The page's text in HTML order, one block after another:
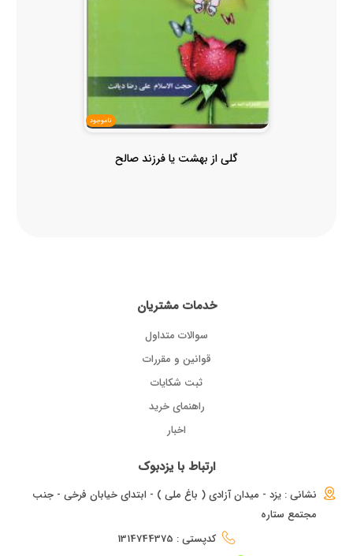
ناموجود
گلی از بهشت یا فرزند صالح
خدمات مشتریان
سوالات متداول
قوانین و مقررات
ثبت شکایات
راهنمای خرید
اخبار
ارتباط با یزدبوک
نشانی : یزد - میدان آزادی ( باغ ملی ) - ابتدای خیابان فرخی - جنب
مجتمع ستاره
کدپستی : 1314744375